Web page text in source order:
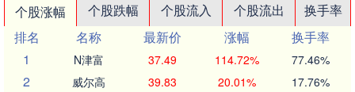
个股涨幅 个股跌幅 个股流入 个股流出
换手率
排名
名称 最新价 涨幅
换手率
1
N津富 37.49 114.72% 77.46%
2 威尔高 39.83 20.01% 17.76%